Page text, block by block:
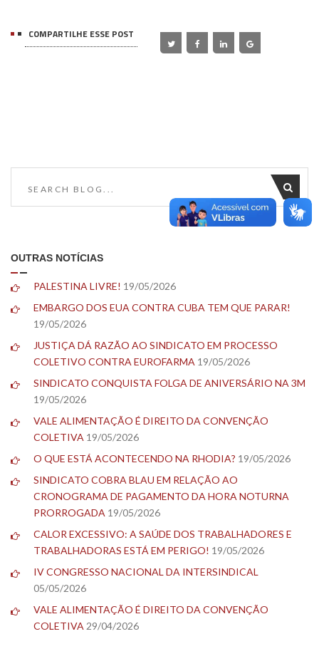
COMPARTILHE ESSE POST
OUTRAS NOTÍCIAS
PALESTINA LIVRE! 19/05/2026
EMBARGO DOS EUA CONTRA CUBA TEM QUE PARAR!
19/05/2026
JUSTIÇA DÁ RAZÃO AO SINDICATO EM PROCESSO
COLETIVO CONTRA EUROFARMA 19/05/2026
SINDICATO CONQUISTA FOLGA DE ANIVERSÁRIO NA 3M
19/05/2026
VALE ALIMENTAÇÃO É DIREITO DA CONVENÇÃO
COLETIVA 19/05/2026
O QUE ESTÁ ACONTECENDO NA RHODIA? 19/05/2026
SINDICATO COBRA BLAU EM RELAÇÃO AO
CRONOGRAMA DE PAGAMENTO DA HORA NOTURNA
PRORROGADA 19/05/2026
CALOR EXCESSIVO: A SAÚDE DOS TRABALHADORES E
TRABALHADORAS ESTÁ EM PERIGO! 19/05/2026
IV CONGRESSO NACIONAL DA INTERSINDICAL
05/05/2026
VALE ALIMENTAÇÃO É DIREITO DA CONVENÇÃO
COLETIVA 29/04/2026